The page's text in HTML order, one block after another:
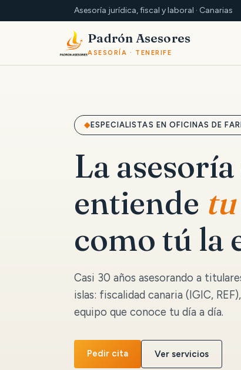
Asesoría jurídica, fiscal y laboral · Canarias
Padrón Asesores
ASESORÍA · TENERIFE
ESPECIALISTAS EN OFICINAS DE
La
entiende
como tú la
Casi 30 años asesorando a
islas: fiscalidad canaria (IGIC,
equipo que conoce tu día a día.
Pedir cita Ver servicios